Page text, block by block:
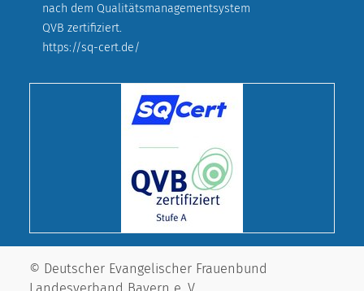
nach dem Qualitätsmanagementsystem
QVB zertifiziert.
https://sq-cert.de/
© Deutscher Evangelischer Frauenbund